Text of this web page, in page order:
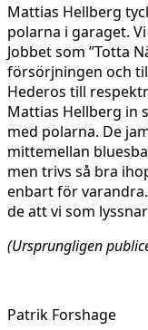
Mattias Hellberg
polarna i garaget.
Jobbet som ”Totta
försörjningen och
Hederos till
Mattias Hellberg in
med polarna. De
mittemellan
men trivs så bra
enbart för
de att vi som
(Ursprungligen
Patrik Forshage